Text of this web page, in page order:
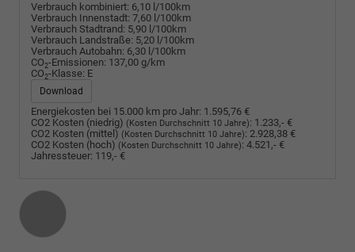
Verbrauch kombiniert: 6,10 l/100km
Verbrauch Innenstadt: 7,60 l/100km
Verbrauch Stadtrand: 5,90 l/100km
Verbrauch Landstraße: 5,20 l/100km
Verbrauch Autobahn: 6,30 l/100km
CO2-Emissionen: 137,00 g/km
CO2-Klasse: E
Download
Energiekosten bei 15.000 km pro Jahr: 1.595,76 €
CO2 Kosten (niedrig) (Kosten Durchschnitt 10 Jahre): 1.233,- €
CO2 Kosten (mittel) (Kosten Durchschnitt 10 Jahre): 2.928,38 €
CO2 Kosten (hoch) (Kosten Durchschnitt 10 Jahre): 4.521,- €
Jahressteuer: 119,- €